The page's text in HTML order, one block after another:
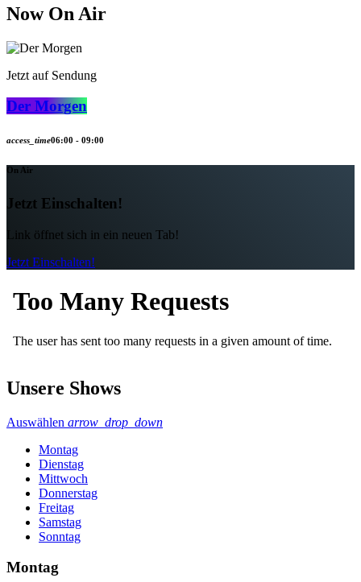
Now On Air
Jetzt auf Sendung
Der Morgen
access_time06:00 - 09:00
On Air
Jetzt Einschalten!
Link öffnet sich in ein neuen Tab!
Jetzt Einschalten!
Unsere Shows
Auswählen arrow_drop_down
Montag
Dienstag
Mittwoch
Donnerstag
Freitag
Samstag
Sonntag
Montag